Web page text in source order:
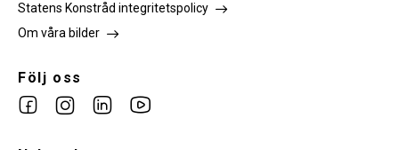
Statens Konstråd integritetspolicy
Om våra bilder
Följ oss